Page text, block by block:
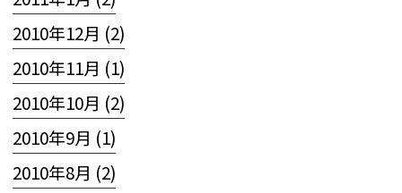
2010年12月 (2)
2010年11月 (1)
2010年10月 (2)
2010年9月 (1)
2010年8月 (2)